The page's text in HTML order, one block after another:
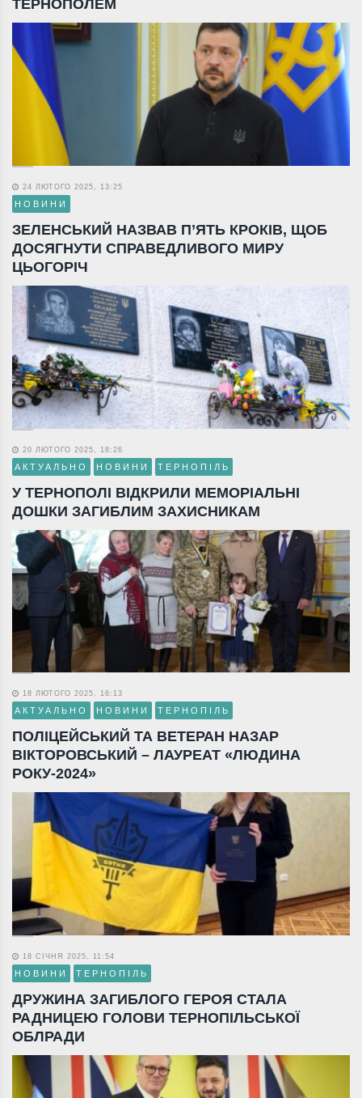
ТЕРНОПОЛЕМ
24 ЛЮТОГО 2025, 13:25
НОВИНИ
ЗЕЛЕНСЬКИЙ НАЗВАВ П’ЯТЬ КРОКІВ, ЩОБ
ДОСЯГНУТИ СПРАВЕДЛИВОГО МИРУ
ЦЬОГОРІЧ
20 ЛЮТОГО 2025, 18:26
АКТУАЛЬНО НОВИНИ ТЕРНОПІЛЬ
У ТЕРНОПОЛІ ВІДКРИЛИ МЕМОРІАЛЬНІ
ДОШКИ ЗАГИБЛИМ ЗАХИСНИКАМ
18 ЛЮТОГО 2025, 16:13
АКТУАЛЬНО НОВИНИ ТЕРНОПІЛЬ
ПОЛІЦЕЙСЬКИЙ ТА ВЕТЕРАН НАЗАР
ВІКТОРОВСЬКИЙ – ЛАУРЕАТ «ЛЮДИНА
РОКУ-2024»
18 СІЧНЯ 2025, 11:54
НОВИНИ ТЕРНОПІЛЬ
ДРУЖИНА ЗАГИБЛОГО ГЕРОЯ СТАЛА
РАДНИЦЕЮ ГОЛОВИ ТЕРНОПІЛЬСЬКОЇ
ОБЛРАДИ